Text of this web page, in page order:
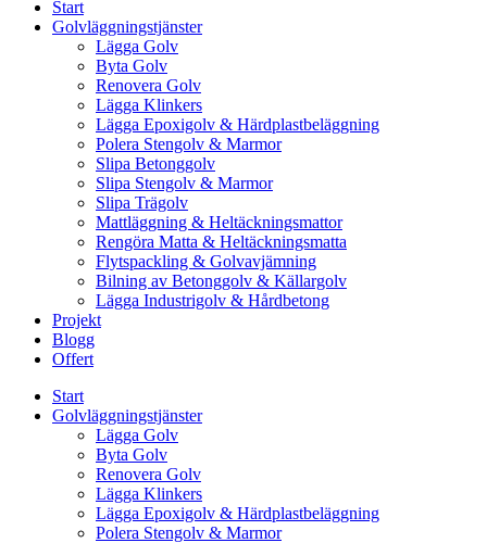
Start
Golvläggningstjänster
Lägga Golv
Byta Golv
Renovera Golv
Lägga Klinkers
Lägga Epoxigolv & Härdplastbeläggning
Polera Stengolv & Marmor
Slipa Betonggolv
Slipa Stengolv & Marmor
Slipa Trägolv
Mattläggning & Heltäckningsmattor
Rengöra Matta & Heltäckningsmatta
Flytspackling & Golvavjämning
Bilning av Betonggolv & Källargolv
Lägga Industrigolv & Hårdbetong
Projekt
Blogg
Offert
Start
Golvläggningstjänster
Lägga Golv
Byta Golv
Renovera Golv
Lägga Klinkers
Lägga Epoxigolv & Härdplastbeläggning
Polera Stengolv & Marmor